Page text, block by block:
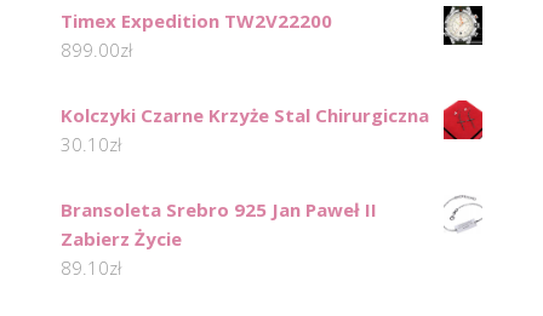
Timex Expedition TW2V22200
899.00zł
Kolczyki Czarne Krzyże Stal Chirurgiczna
30.10zł
Bransoleta Srebro 925 Jan Paweł II
Zabierz Życie
89.10zł